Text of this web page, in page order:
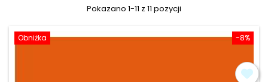
Pokazano 1-11 z 11 pozycji
-8%
Obniżka